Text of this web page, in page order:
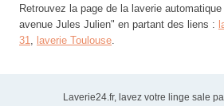
Retrouvez la page de la laverie
avenue Jules Julien" en partant des liens :
31, laverie Toulouse.
Laverie24.fr, lavez votre linge sale